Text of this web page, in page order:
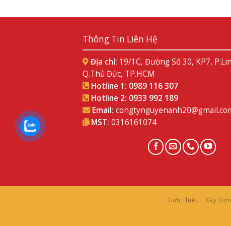
Thông Tin Liên Hệ
Địa chỉ: 19/1C, Đường Số 30, KP7,
Q.Thủ Đức, TP.HCM
Hotline 1: 0989 116 307
Hotline 2: 0933 992 189
Email:
MST: 0316161074
Giới Thiệu Xây